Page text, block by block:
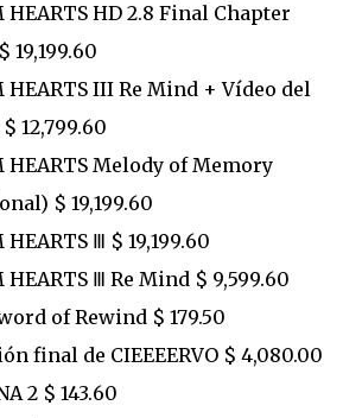
HEARTS HD 2.8 Final Chapter
19,199.60
HEARTS III Re Mind + Vídeo del
12,799.60
HEARTS Melody of Memory
$ 19,199.60
Ⅲ $ 19,199.60
HEARTS Ⅲ Re Mind $ 9,599.60
of Rewind $ 179.50
final de CIEEEERVO $ 4,080.00
2 $ 143.60